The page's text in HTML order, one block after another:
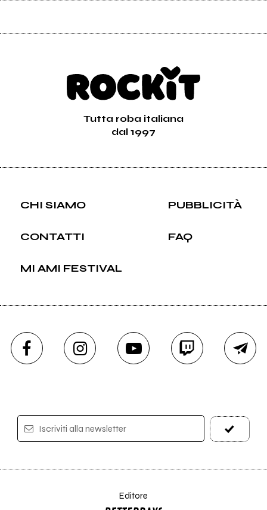
Tutta roba italiana
dal 1997
CHI SIAMO PUBBLICITÀ
CONTATTI FAQ
MI AMI FESTIVAL
Iscriviti alla newsletter
Editore